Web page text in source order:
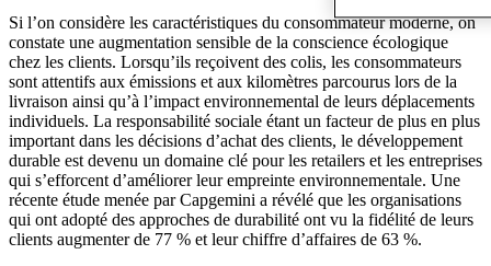
Si l’on considère les caractéristiques du consommateur moderne, on
constate une augmentation sensible de la conscience écologique
chez les clients. Lorsqu’ils reçoivent des colis, les consommateurs
sont attentifs aux émissions et aux kilomètres parcourus lors de la
livraison ainsi qu’à l’impact environnemental de leurs déplacements
individuels. La responsabilité sociale étant un facteur de plus en plus
important dans les décisions d’achat des clients, le développement
durable est devenu un domaine clé pour les retailers et les entreprises
qui s’efforcent d’améliorer leur empreinte environnementale. Une
récente étude menée par Capgemini a révélé que les organisations
qui ont adopté des approches de durabilité ont vu la fidélité de leurs
clients augmenter de 77 % et leur chiffre d’affaires de 63 %.